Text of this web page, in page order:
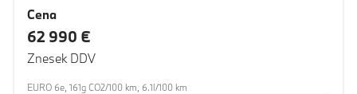
Cena
62 990 €
Znesek DDV
EURO 6e, 161g CO2/100 km, 6.1l/100 km